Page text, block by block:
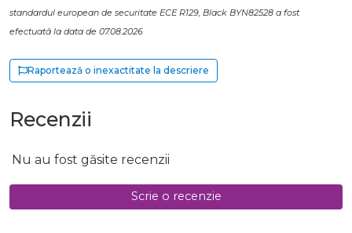
standardul european de securitate ECE R129, Black BYN82528 a fost
efectuată la data de 07.08.2026
Raportează o inexactitate la descriere
Recenzii
Nu au fost găsite recenzii
Scrie o recenzie